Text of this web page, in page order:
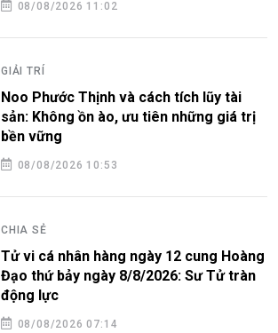
08/08/2026 11:02
GIẢI TRÍ
Noo Phước Thịnh và cách tích lũy tài
sản: Không ồn ào, ưu tiên những giá trị
bền vững
08/08/2026 10:53
CHIA SẺ
Tử vi cá nhân hàng ngày 12 cung Hoàng
Đạo thứ bảy ngày 8/8/2026: Sư Tử tràn
động lực
08/08/2026 07:14